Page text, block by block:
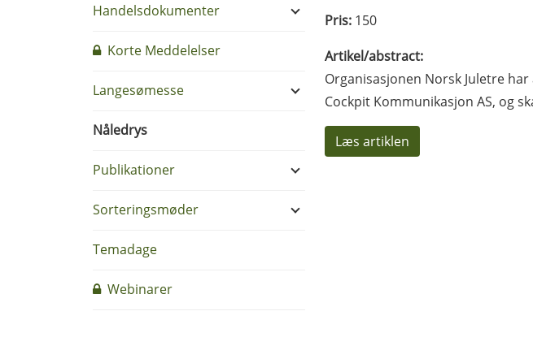
Handelsdokumenter
Korte Meddelelser
Langesømesse
Nåledrys
Publikationer
Sorteringsmøder
Temadage
Webinarer
Pris: 150
Artikel/abstract:
Organisasjonen Norsk Juletre
Cockpit Kommunikasjon AS, og
Læs artiklen